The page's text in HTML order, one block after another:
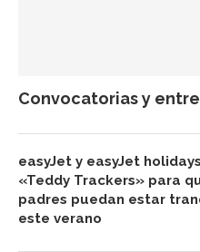
Convocatorias y
easyJet y easyJet
«Teddy Trackers» para
padres puedan estar
este verano